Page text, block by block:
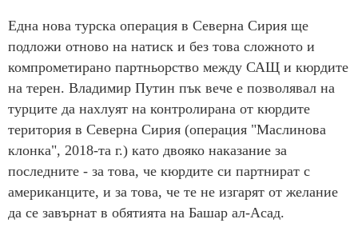
Една нова турска операция в Северна Сирия ще
подложи отново на натиск и без това сложното и
компрометирано партньорство между САЩ и кюрдите
на терен. Владимир Путин пък вече е позволявал на
турците да нахлуят на контролирана от кюрдите
територия в Северна Сирия (операция "Маслинова
клонка", 2018-та г.) като двояко наказание за
последните - за това, че кюрдите си партнират с
американците, и за това, че те не изгарят от желание
да се завърнат в обятията на Башар ал-Асад.